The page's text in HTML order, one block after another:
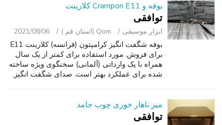
بوفه و Crampon E11 کلارینت
توافقی
ابزار موسیقی Qom (استان قم ) 2021/08/06
بوفه شگفت انگیز کرامپتون (فرانسه) کلارینت E11
برای فروش. مورد استفاده برای کمتر از یک سال.
همراه با یک وارداتی (آلمانی) سخنگوی ویژه ساخته
شده برای عملکرد بهتر است. صدای شگفت انگیز.
میز ناهار خوری چوب جامد
توافقی